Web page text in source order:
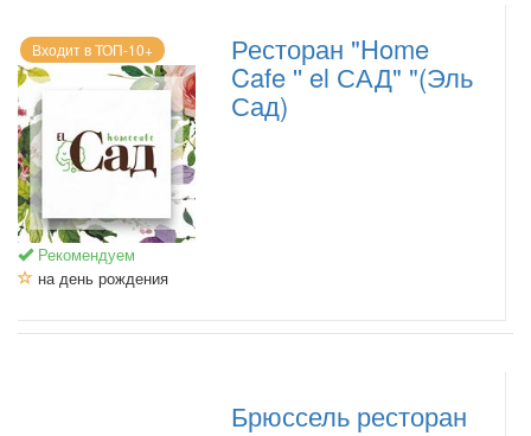
Входит в ТОП-10+
Рекомендуем
на день рождения
Ресторан "Home
Cafe '' el САД" "(Эль
Сад)
Брюссель ресторан